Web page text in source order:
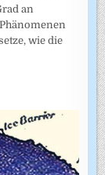
an
wie die